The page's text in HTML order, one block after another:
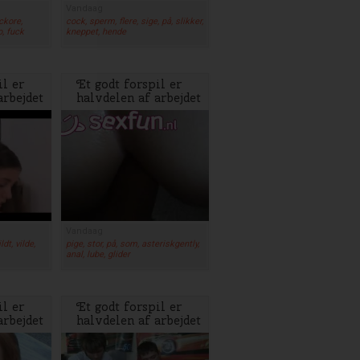
fuck
cock, sperm, flere, sige, på, slikker,
kneppet, hende
er
vilde,
Et godt forspil er
halvdelen af arbejdet
pige, stor, på, som, asteriskgently,
anal, lube, glider
er
Et godt forspil er
halvdelen af arbejdet